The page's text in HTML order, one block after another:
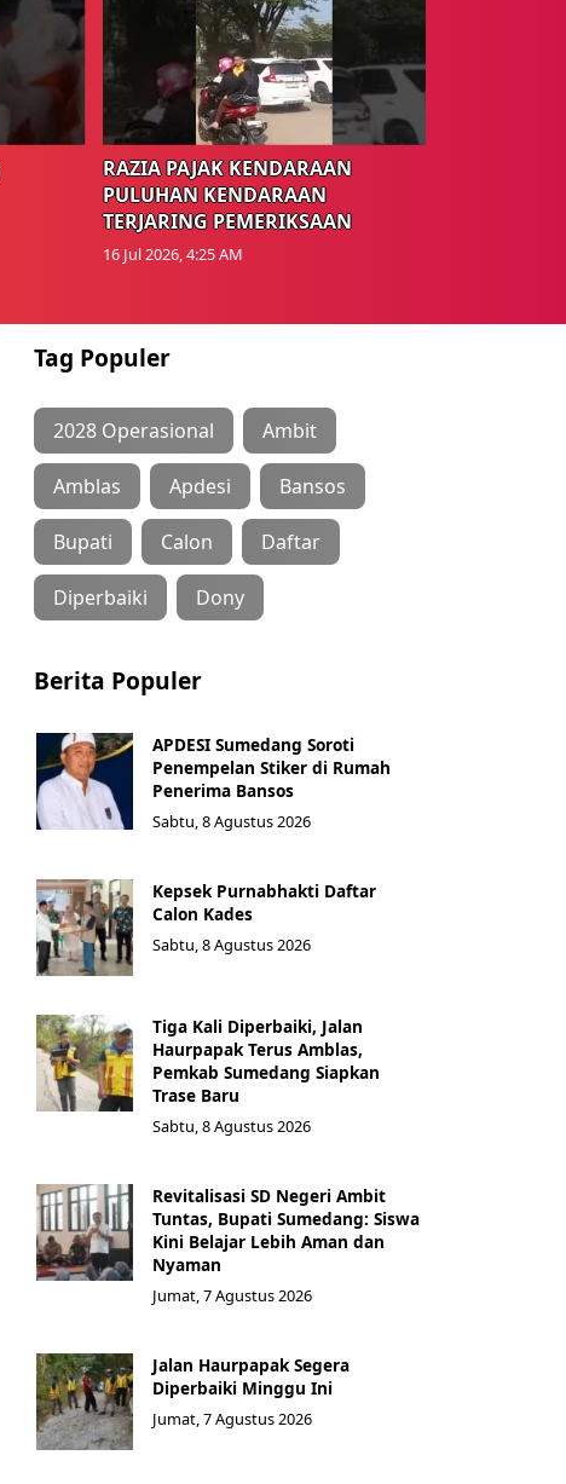
RAZIA PAJAK KENDARAAN
PULUHAN KENDARAAN
TERJARING PEMERIKSAAN
16 Jul 2026, 4:25 AM
Tag Populer
2028 Operasional Ambit
Amblas Apdesi Bansos
Bupati Calon Daftar
Diperbaiki Dony
Berita Populer
APDESI Sumedang Soroti
Penempelan Stiker di Rumah
Penerima Bansos
Sabtu, 8 Agustus 2026
Kepsek Purnabhakti Daftar
Calon Kades
Sabtu, 8 Agustus 2026
Tiga Kali Diperbaiki, Jalan
Haurpapak Terus Amblas,
Pemkab Sumedang Siapkan
Trase Baru
Sabtu, 8 Agustus 2026
Revitalisasi SD Negeri Ambit
Tuntas, Bupati Sumedang: Siswa
Kini Belajar Lebih Aman dan
Nyaman
Jumat, 7 Agustus 2026
Jalan Haurpapak Segera
Diperbaiki Minggu Ini
Jumat, 7 Agustus 2026